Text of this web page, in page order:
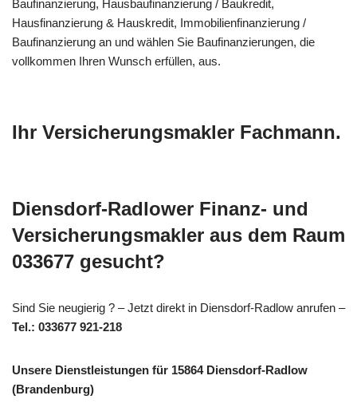
Baufinanzierung, Hausbaufinanzierung / Baukredit,
Hausfinanzierung & Hauskredit, Immobilienfinanzierung /
Baufinanzierung an und wählen Sie Baufinanzierungen, die
vollkommen Ihren Wunsch erfüllen, aus.
Ihr Versicherungsmakler Fachmann.
Diensdorf-Radlower Finanz- und
Versicherungsmakler aus dem Raum
033677 gesucht?
Sind Sie neugierig ? – Jetzt direkt in Diensdorf-Radlow anrufen –
Tel.: 033677 921-218
Unsere Dienstleistungen für 15864 Diensdorf-Radlow
(Brandenburg)